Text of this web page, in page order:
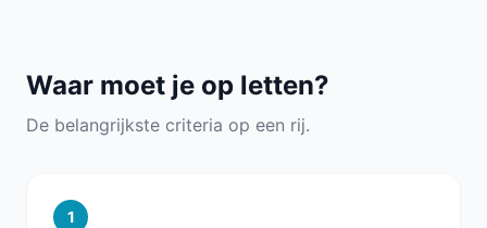
Waar moet je op letten?
De belangrijkste criteria op een rij.
1